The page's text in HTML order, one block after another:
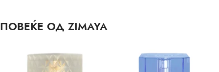
ПОВЕЌЕ ОД ZIMAYA